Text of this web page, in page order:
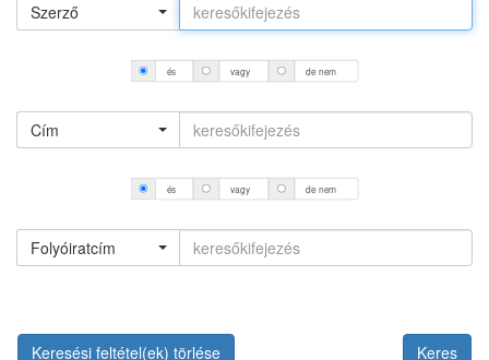
Szerző
és vagy de nem
Cím
és vagy de nem
Folyóiratcím
Keresési feltétel(ek) törlése